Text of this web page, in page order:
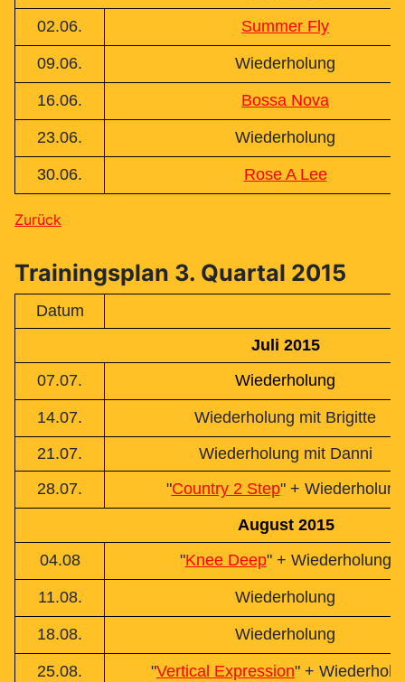
02.06.
Summer Fly
09.06. Wiederholung
16.06. Bossa Nova
23.06. Wiederholung
30.06. Rose A Lee
Zurück
Trainingsplan 3. Quartal 2015
Datum
Juli 2015
07.07.
Wiederholung
14.07.
Wiederholung mit Brigitte
21.07.
Wiederholung mit Danni
28.07.
"Country 2 Step" + Wiederholung
August 2015
04.08
"Knee Deep" + Wiederholung
11.08. Wiederholung
18.08. Wiederholung
25.08. "Vertical Expression" +